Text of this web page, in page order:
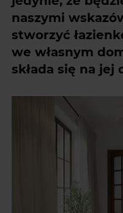
naszymi
stworzyć
we własnym
składa się na jej